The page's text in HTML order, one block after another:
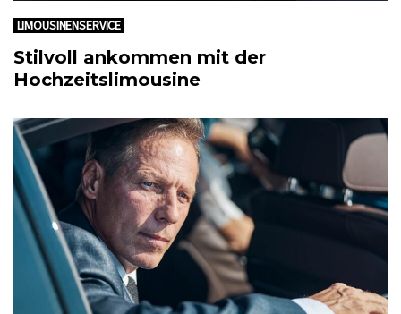
LIMOUSINENSERVICE
Stilvoll ankommen mit der
Hochzeitslimousine